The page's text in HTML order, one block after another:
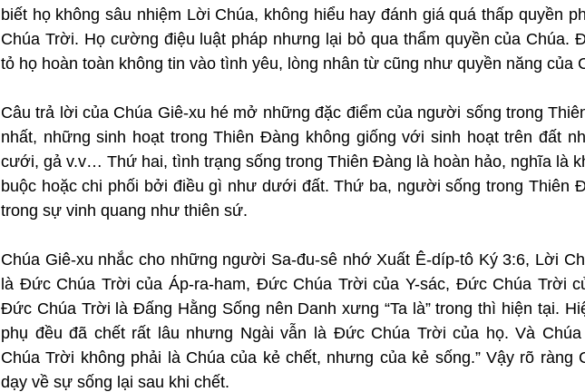
biết họ không sâu nhiệm Lời Chúa, không hiểu hay đánh giá quá thấp quyền
Chúa Trời. Họ cường điệu luật pháp nhưng lại bỏ qua thẩm quyền của Chúa.
tỏ họ hoàn toàn không tin vào tình yêu, lòng nhân từ cũng như quyền năng của
Câu trả lời của Chúa Giê-xu hé mở những đặc điểm của người sống trong
nhất, những sinh hoạt trong Thiên Đàng không giống với sinh hoạt trên đất
cưới, gả v.v… Thứ hai, tình trạng sống trong Thiên Đàng là hoàn hảo, nghĩa là
buộc hoặc chi phối bởi điều gì như dưới đất. Thứ ba, người sống trong Thiên
trong sự vinh quang như thiên sứ.
Chúa Giê-xu nhắc cho những người Sa-đu-sê nhớ Xuất Ê-díp-tô Ký 3:6, Lời
là Đức Chúa Trời của Áp-ra-ham, Đức Chúa Trời của Y-sác, Đức Chúa Trời
Đức Chúa Trời là Đấng Hằng Sống nên Danh xưng “Ta là” trong thì hiện tại.
phụ đều đã chết rất lâu nhưng Ngài vẫn là Đức Chúa Trời của họ. Và
Chúa Trời không phải là Chúa của kẻ chết, nhưng của kẻ sống.” Vậy rõ ràng
dạy về sự sống lại sau khi chết.